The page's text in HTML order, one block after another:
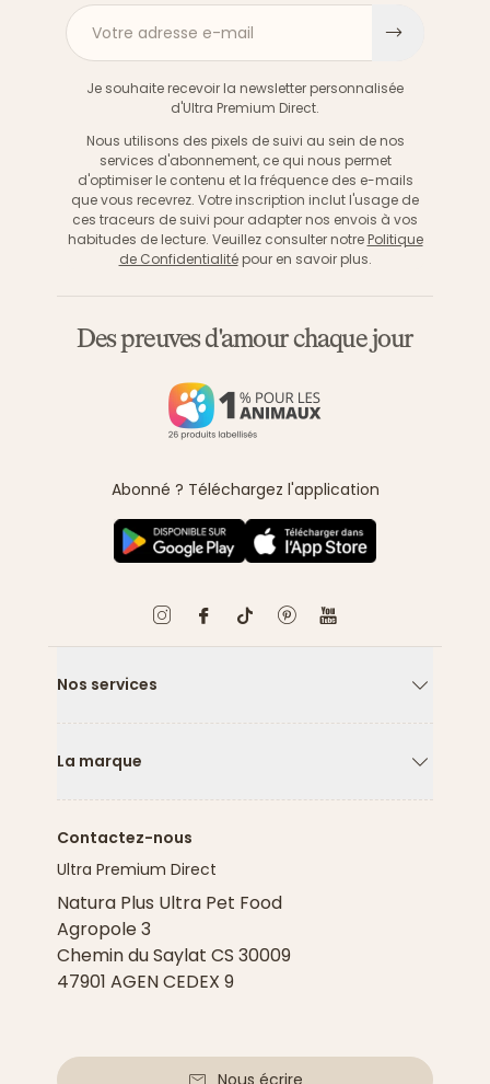
Votre adresse e-mail
Je souhaite recevoir la newsletter personnalisée
d'Ultra Premium Direct.
Nous utilisons des pixels de suivi au sein de nos
services d'abonnement, ce qui nous permet
d'optimiser le contenu et la fréquence des e-mails
que vous recevrez. Votre inscription inclut l'usage de
ces traceurs de suivi pour adapter nos envois à vos
habitudes de lecture. Veuillez consulter notre Politique
de Confidentialitépour en savoir plus.
Des preuves d'amour chaque jour
Abonné ? Téléchargez l'application
Nos services
La marque
Contactez-nous
Ultra Premium Direct
Natura Plus Ultra Pet Food
Agropole 3
Chemin du Saylat CS 30009
47901 AGEN CEDEX 9
Nous écrire